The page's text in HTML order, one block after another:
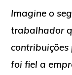
Imagine o
trabalhador
foi fiel a